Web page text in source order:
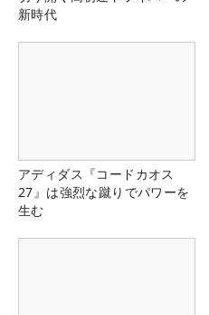
新時代
アディダス『コードカオス
27』は強烈な蹴りでパワーを
生む